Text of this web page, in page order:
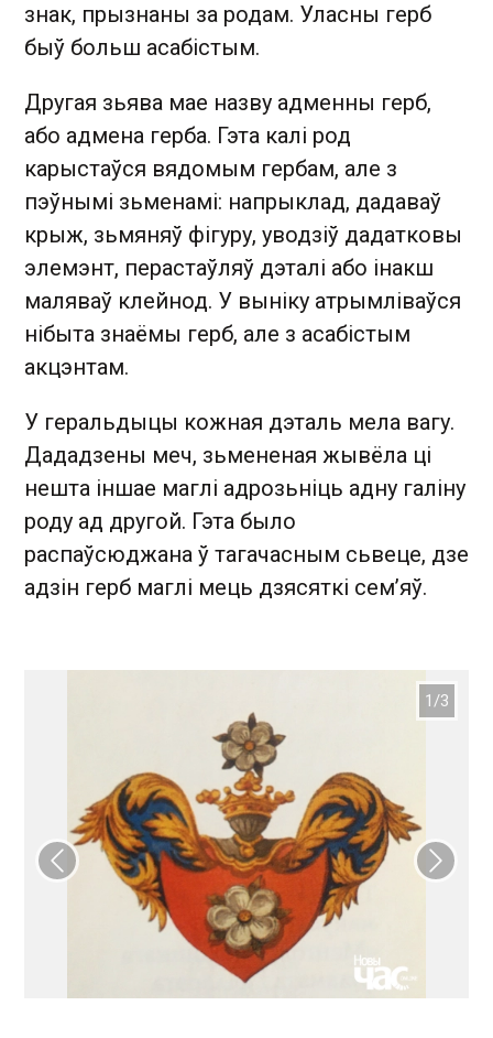
знак, прызнаны за родам. Уласны герб
быў больш асабістым.
Другая зьява мае назву адменны герб,
або адмена герба. Гэта калі род
карыстаўся вядомым гербам, але з
пэўнымі зьменамі: напрыклад, дадаваў
крыж, зьмяняў фігуру, уводзіў дадатковы
элемэнт, перастаўляў дэталі або інакш
маляваў клейнод. У выніку атрымліваўся
нібыта знаёмы герб, але з асабістым
акцэнтам.
У геральдыцы кожная дэталь мела вагу.
Дададзены меч, зьмененая жывёла ці
нешта іншае маглі адрозьніць адну галіну
роду ад другой. Гэта было
распаўсюджана ў тагачасным сьвеце, дзе
адзін герб маглі мець дзясяткі сем’яў.
Папярэдні слайд